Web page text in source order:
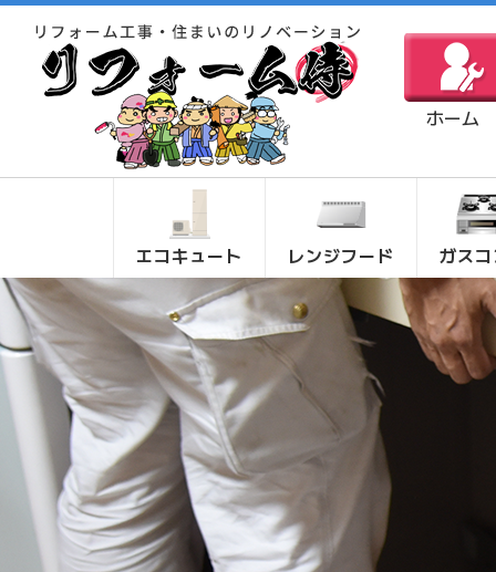
ホーム
エコキュート レンジフード ガス